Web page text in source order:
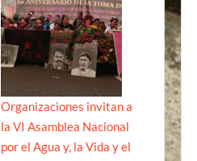
Organizaciones invitan a
la VI Asamblea Nacional
por el Agua y, la Vida y el